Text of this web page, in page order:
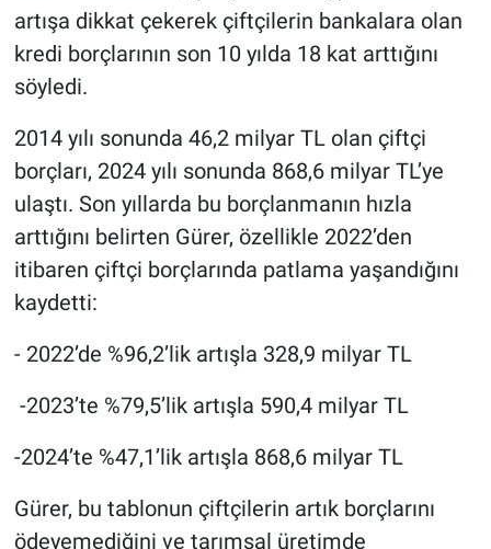
artışa dikkat çekerek çiftçilerin bankalara olan
kredi borçlarının son 10 yılda 18 kat arttığını
söyledi.
2014 yılı sonunda 46,2 milyar TL olan çiftçi
borçları, 2024 yılı sonunda 868,6 milyar TL’ye
ulaştı. Son yıllarda bu borçlanmanın hızla
arttığını belirten Gürer, özellikle 2022’den
itibaren çiftçi borçlarında patlama yaşandığını
kaydetti:
- 2022’de %96,2’lik artışla 328,9 milyar TL
-2023’te %79,5’lik artışla 590,4 milyar TL
-2024’te %47,1’lik artışla 868,6 milyar TL
Gürer, bu tablonun çiftçilerin artık borçlarını
ödeyemediğini ve tarımsal üretimde